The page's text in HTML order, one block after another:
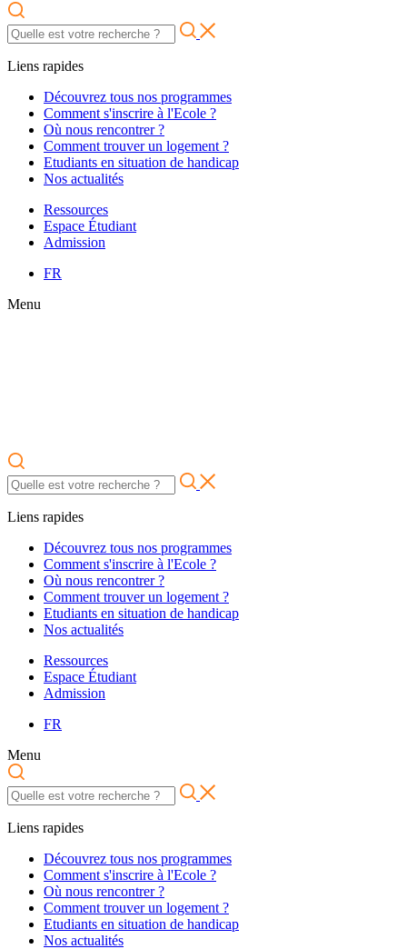
Liens rapides
Découvrez tous nos programmes
Comment s'inscrire à l'Ecole ?
Où nous rencontrer ?
Comment trouver un logement ?
Etudiants en situation de handicap
Nos actualités
Ressources
Espace Étudiant
Admission
FR
Menu
Liens rapides
Découvrez tous nos programmes
Comment s'inscrire à l'Ecole ?
Où nous rencontrer ?
Comment trouver un logement ?
Etudiants en situation de handicap
Nos actualités
Ressources
Espace Étudiant
Admission
FR
Menu
Liens rapides
Découvrez tous nos programmes
Comment s'inscrire à l'Ecole ?
Où nous rencontrer ?
Comment trouver un logement ?
Etudiants en situation de handicap
Nos actualités